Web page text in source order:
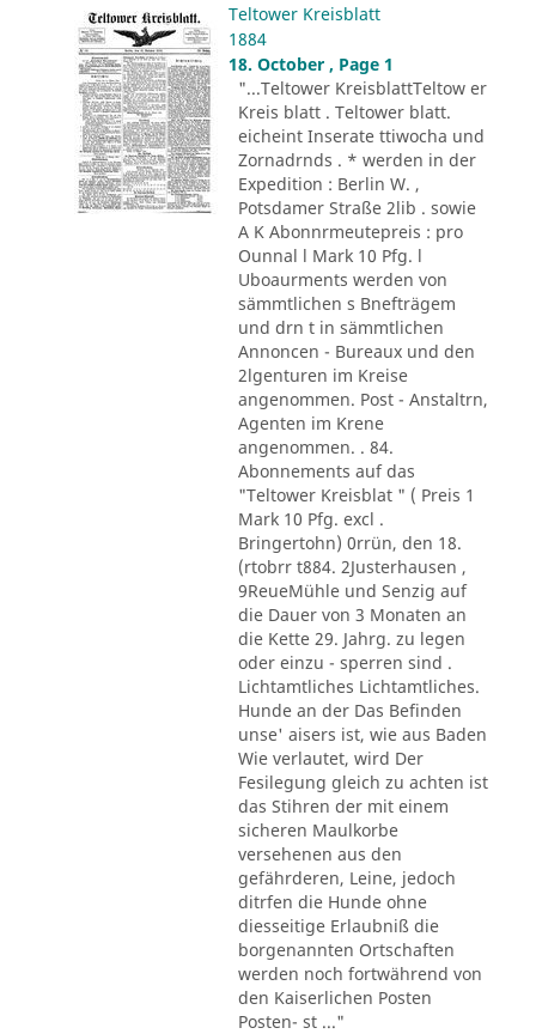
Teltower Kreisblatt
1884
18. October , Page 1
"...Teltower KreisblattTeltow er
Kreis blatt . Teltower blatt.
eicheint Inserate ttiwocha und
Zornadrnds . * werden in der
Expedition : Berlin W. ,
Potsdamer Straße 2lib . sowie
A K Abonnrmeutepreis : pro
Ounnal l Mark 10 Pfg. l
Uboaurments werden von
sämmtlichen s Bnefträgem
und drn t in sämmtlichen
Annoncen - Bureaux und den
2lgenturen im Kreise
angenommen. Post - Anstaltrn,
Agenten im Krene
angenommen. . 84.
Abonnements auf das
"Teltower Kreisblat " ( Preis 1
Mark 10 Pfg. excl .
Bringertohn) 0rrün, den 18.
(rtobrr t884. 2Justerhausen ,
9ReueMühle und Senzig auf
die Dauer von 3 Monaten an
die Kette 29. Jahrg. zu legen
oder einzu - sperren sind .
Lichtamtliches Lichtamtliches.
Hunde an der Das Befinden
unse' aisers ist, wie aus Baden
Wie verlautet, wird Der
Fesilegung gleich zu achten ist
das Stihren der mit einem
sicheren Maulkorbe
versehenen aus den
gefährderen, Leine, jedoch
ditrfen die Hunde ohne
diesseitige Erlaubniß die
borgenannten Ortschaften
werden noch fortwährend von
den Kaiserlichen Posten
Posten- st ..."